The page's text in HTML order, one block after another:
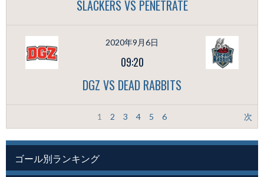
SLACKERS VS PENETRATE
2020年9月6日
09:20
DGZ VS DEAD RABBITS
1 2 3 4 5 6 次
ゴール別ランキング